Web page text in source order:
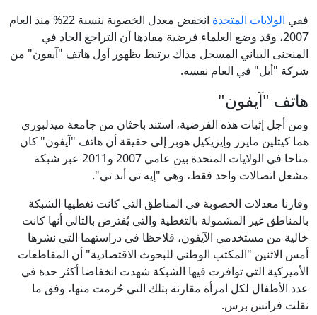
ففي الولايات المتحدة
انخفض معدل الخصوبة بنسبة 22% منذ العام
2007، وقد وضع العلماء فرضية مفادها أن التراجع الحاد في
المنحنى البياني المسجل مذاك يرتبط بظهور أول هاتف "آيفون" من
شركة "أبل" في العام نفسه.
هاتف "آيفون"
ومن أجل إثبات هذه الفرضية، استند باحثان من جامعة ميدلبوري
هما كيتلين مايرز وإيزيكيل هوبر إلى حقيقة أن هاتف "آيفون" كان
متاحا في الولايات المتحدة بين عامي 2007 و2011 عبر شبكة
مشغل اتصالات واحد فقط، وهي "إيه تي أند تي".
وقارنا معدلات الخصوبة في المناطق التي كانت تغطيها الشبكة
بالمناطق غير المشمولة بالتغطية والتي يُفترض بالتالي أنها كانت
خالية من مستخدمي الآيفون، فلاحظا في دراستهما التي نشرها
أمس الاثنين "المكتب الوطني للبحوث الاقتصادية" أن المقاطعات
الأميركية التي توافرت فيها الشبكة شهدت انخفاضا أكثر حدة في
عدد الأطفال لكل امرأة مقارنة بتلك التي حُرمت منها، وفق ما
نقلت فرانس برس.